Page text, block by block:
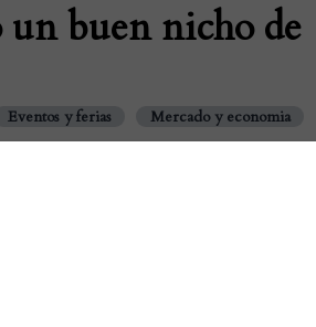
un buen nicho de
Eventos y ferias Mercado y economia